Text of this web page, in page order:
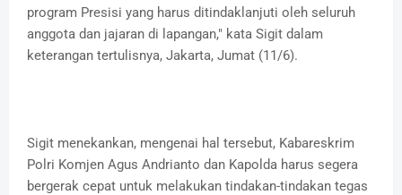
program Presisi yang harus ditindaklanjuti oleh seluruh
anggota dan jajaran di lapangan," kata Sigit dalam
keterangan tertulisnya, Jakarta, Jumat (11/6).
Sigit menekankan, mengenai hal tersebut, Kabareskrim
Polri Komjen Agus Andrianto dan Kapolda harus segera
bergerak cepat untuk melakukan tindakan-tindakan tegas